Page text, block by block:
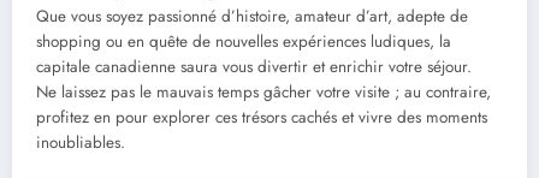
Que vous soyez passionné d’histoire, amateur d’art, adepte de
shopping ou en quête de nouvelles expériences ludiques, la
capitale canadienne saura vous divertir et enrichir votre séjour.
Ne laissez pas le mauvais temps gâcher votre visite ; au contraire,
profitez en pour explorer ces trésors cachés et vivre des moments
inoubliables.